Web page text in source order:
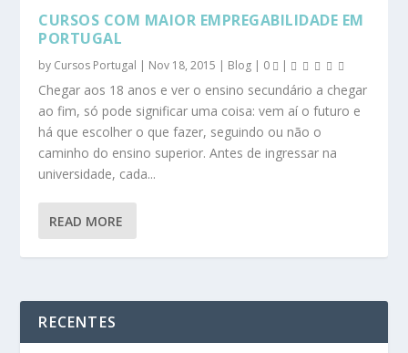
CURSOS COM MAIOR EMPREGABILIDADE EM
PORTUGAL
by Cursos Portugal | Nov 18, 2015 | Blog | 0 |
Chegar aos 18 anos e ver o ensino secundário a chegar
ao fim, só pode significar uma coisa: vem aí o futuro e
há que escolher o que fazer, seguindo ou não o
caminho do ensino superior. Antes de ingressar na
universidade, cada...
READ MORE
RECENTES